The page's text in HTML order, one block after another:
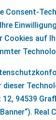
Consent-
Cookies auf
dieser
12, 94539
Real